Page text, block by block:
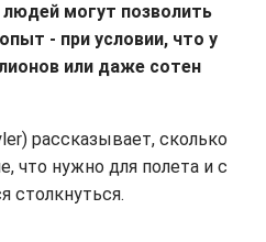
могут позволить
- при условии, что у
или даже сотен
рассказывает, сколько
что нужно для полета и с
столкнуться.